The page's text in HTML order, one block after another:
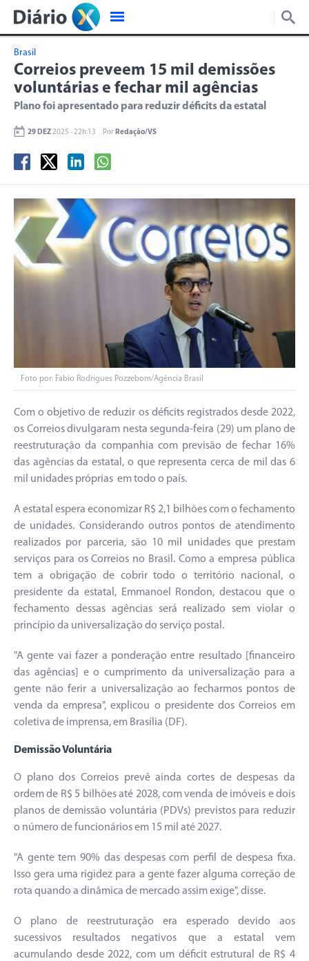
Brasil
Correios preveem 15 mil demissões
voluntárias e fechar mil agências
Plano foi apresentado para reduzir déficits da estatal
29 DEZ2025 - 22h:13 Por Redação/VS
Foto por: Fabio Rodrigues Pozzebom/Agência Brasil
Com o objetivo de reduzir os déficits registrados desde 2022,
os Correios divulgaram nesta segunda-feira (29) um plano de
reestruturação da companhia com previsão de fechar 16%
das agências da estatal, o que representa cerca de mil das 6
mil unidades próprias em todo o país.
A estatal espera economizar R$ 2,1 bilhões com o fechamento
de unidades. Considerando outros pontos de atendimento
realizados por parceria, são 10 mil unidades que prestam
serviços para os Correios no Brasil. Como a empresa pública
tem a obrigação de cobrir todo o território nacional, o
presidente da estatal, Emmanoel Rondon, destacou que o
fechamento dessas agências será realizado sem violar o
princípio da universalização do serviço postal.
"A gente vai fazer a ponderação entre resultado [financeiro
das agências] e o cumprimento da universalização para a
gente não ferir a universalização ao fecharmos pontos de
venda da empresa", explicou o presidente dos Correios em
coletiva de imprensa, em Brasília (DF).
Demissão Voluntária
O plano dos Correios prevê ainda cortes de despesas da
ordem de R$ 5 bilhões até 2028, com venda de imóveis e dois
planos de demissão voluntária (PDVs) previstos para reduzir
o número de funcionários em 15 mil até 2027.
"A gente tem 90% das despesas com perfil de despesa fixa.
Isso gera uma rigidez para a gente fazer alguma correção de
rota quando a dinâmica de mercado assim exige", disse.
O plano de reestruturação era esperado devido aos
sucessivos resultados negativos que a estatal vem
acumulando desde 2022, com um déficit estrutural de R$ 4